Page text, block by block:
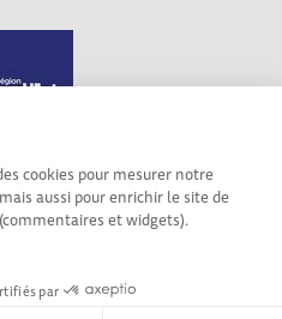
cookies pour mesurer notre
aussi pour enrichir le site de
et widgets).
par
par
confidentialité